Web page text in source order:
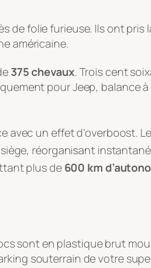
de folie furieuse. Ils ont
américaine.
375 chevaux. Trois cent
pour Jeep, balance
avec un effet d’overboost.
réorganisant
plus de 600 km
sont en plastique brut
souterrain de votre